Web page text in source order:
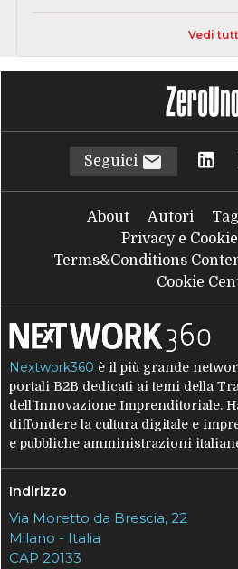
Vedi
Seguici
About Autori
Privacy e
Terms&Conditions
Cookie
Nextwork360 è il più grande
portali B2B dedicati ai temi della
dell’Innovazione Imprenditoriale.
diffondere la cultura digitale e
e pubbliche amministrazioni
Indirizzo
Via Moretto da Brescia, 22
Milano - Italia
CAP 20133